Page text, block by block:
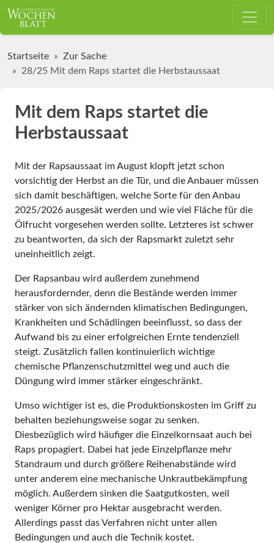
Startseite
Zur Sache
28/25 Mit dem Raps startet die Herbstaussaat
Mit dem Raps startet die
Herbstaussaat
Mit der Rapsaussaat im August klopft jetzt schon
vorsichtig der Herbst an die Tür, und die Anbauer müssen
sich damit beschäftigen, welche Sorte für den Anbau
2025/2026 ausgesät werden und wie viel Fläche für die
Ölfrucht vorgesehen werden sollte. Letzteres ist schwer
zu beantworten, da sich der Rapsmarkt zuletzt sehr
uneinheitlich zeigt.
Der Rapsanbau wird außerdem zunehmend
herausfordernder, denn die Bestände werden immer
stärker von sich ändernden klimatischen Bedingungen,
Krankheiten und Schädlingen beeinflusst, so dass der
Aufwand bis zu einer erfolgreichen Ernte tendenziell
steigt. Zusätzlich fallen kontinuierlich wichtige
chemische Pflanzenschutzmittel weg und auch die
Düngung wird immer stärker eingeschränkt.
Umso wichtiger ist es, die Produktionskosten im Griff zu
behalten beziehungsweise sogar zu senken.
Diesbezüglich wird häufiger die Einzelkornsaat auch bei
Raps propagiert. Dabei hat jede Einzelpflanze mehr
Standraum und durch größere Reihenabstände wird
unter anderem eine mechanische Unkrautbekämpfung
möglich. Außerdem sinken die Saatgutkosten, weil
weniger Körner pro Hektar ausgebracht werden.
Allerdings passt das Verfahren nicht unter allen
Bedingungen und auch die Technik kostet.